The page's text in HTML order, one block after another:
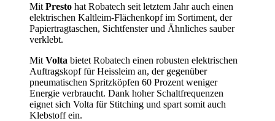
Mit Presto hat Robatech seit letztem Jahr auch einen
elektrischen Kaltleim-Flächenkopf im Sortiment, der
Papiertragtaschen, Sichtfenster und Ähnliches sauber
verklebt.
Mit Volta bietet Robatech einen robusten elektrischen
Auftragskopf für Heissleim an, der gegenüber
pneumatischen Spritzköpfen 60 Prozent weniger
Energie verbraucht. Dank hoher Schaltfrequenzen
eignet sich Volta für Stitching und spart somit auch
Klebstoff ein.